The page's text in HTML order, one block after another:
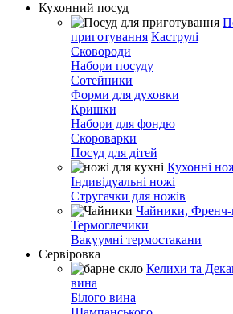
Кухонний посуд
приготування Каструлі
Сковороди
Набори посуду
Сотейники
Форми для духовки
Кришки
Набори для фондю
Скороварки
Посуд для дітей
Кухонні
Індивідуальні ножі
Стругачки для ножів
Чайники, Френч-
Термоглечики
Вакуумні термостакани
Сервіровка
Келихи та
вина
Білого вина